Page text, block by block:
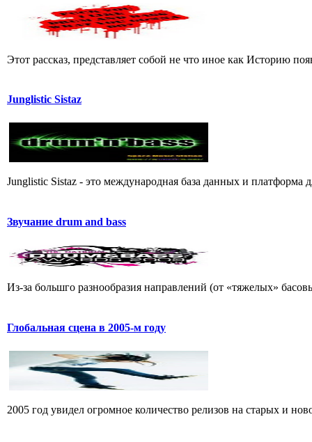
Этот рассказ, представляет собой не что иное как Историю
Junglistic Sistaz
Junglistic Sistaz - это международная база данных и
Звучание drum and bass
Из-за большго разнообразия направлений (от «тяжелых»
Глобальная сцена в 2005-м году
2005 год увидел огромное количество релизов на старых и